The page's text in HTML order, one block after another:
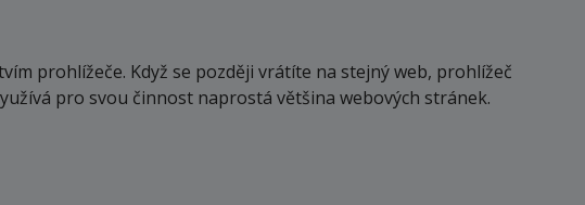
prohlížeče. Když se později vrátíte na stejný web, prohlížeč
pro svou činnost naprostá většina webových stránek.